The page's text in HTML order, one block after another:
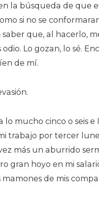
la búsqueda de que
si no se
que, al hacerlo,
Lo gozan, lo sé.
de mí.
lo mucho cinco o seis
trabajo por tercer
más un aburrido
gran hoyo en mi
de mis